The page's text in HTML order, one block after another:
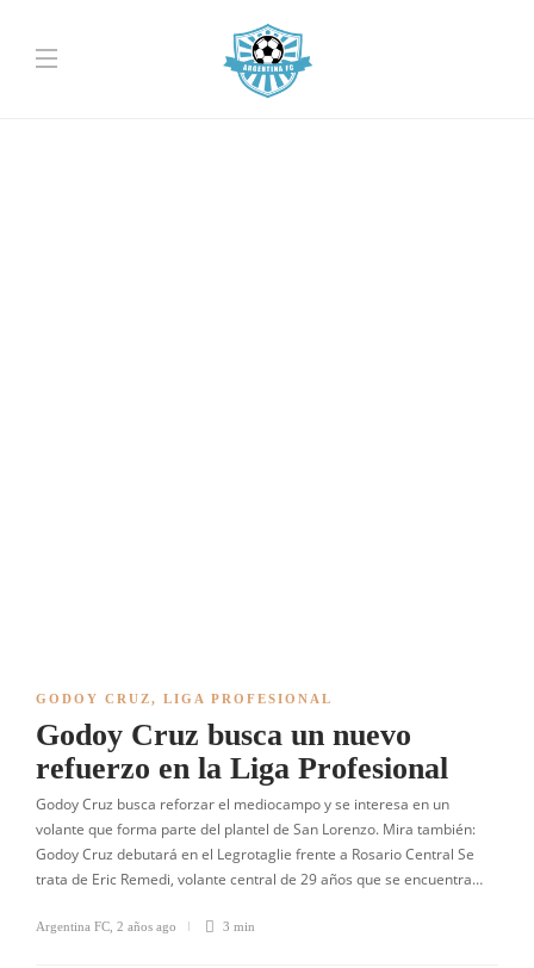
GODOY CRUZ, LIGA PROFESIONAL
Godoy Cruz busca un nuevo
refuerzo en la Liga Profesional
Godoy Cruz busca reforzar el mediocampo y se interesa en un
volante que forma parte del plantel de San Lorenzo. Mira también:
Godoy Cruz debutará en el Legrotaglie frente a Rosario Central Se
trata de Eric Remedi, volante central de 29 años que se encuentra…
Argentina FC 2 años ago 3 min